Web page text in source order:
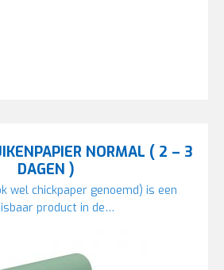
NORMAL ( 2 – 3
DAGEN )
wel chickpaper genoemd) is een
product in de…